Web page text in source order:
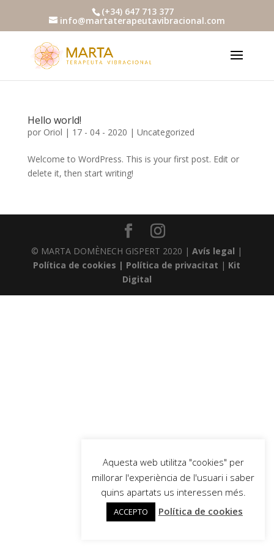
(+34) 647 713 377
info@martaterapeutavibracional.com
Hello world!
por Oriol | 17 - 04 - 2020 | Uncategorized
Welcome to WordPress. This is your first post. Edit or
delete it, then start writing!
© MARTA DOMÈNECH GISPERT 2020 |Avís legal |
Política de cookies | Política de privacitat | Kit
Digital
Aquesta web utilitza "cookies" per
millorar l'experiència de l'usuari i saber
quins apartats us interessen més.
ACCEPTO Política de cookies